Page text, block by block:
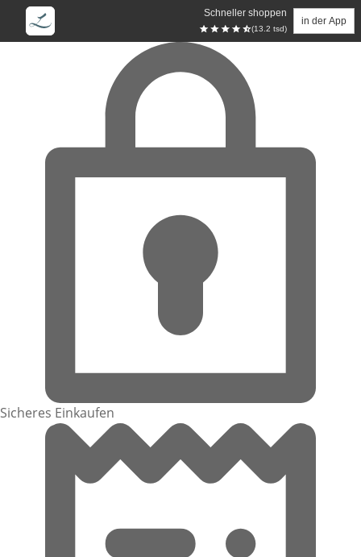
Schneller shoppen
(13.2 tsd)
in der App
Zum Hauptinhalt springen
Sicheres Einkaufen